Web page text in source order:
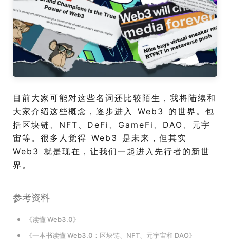
目前大家可能对这些名词还比较陌生，我将陆续和
大家介绍这些概念，逐步进入 Web3 的世界。包
括区块链、NFT、DeFi、GameFi、DAO、元宇
宙等。很多人觉得 Web3 是未来，但其实
Web3 就是现在，让我们一起进入先行者的新世
界。
参考资料
《读懂 Web3.0》
《一本书读懂 Web3.0：区块链、NFT、元宇宙和 DAO》